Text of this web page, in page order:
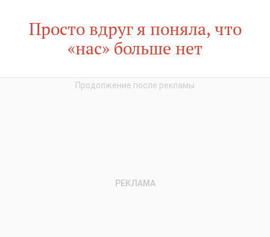
Просто вдруг я поняла, что
«нас» больше нет